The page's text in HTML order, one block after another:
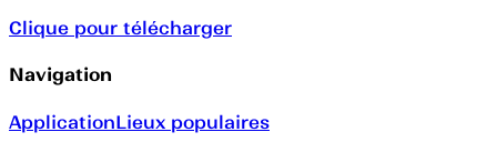
Clique pour télécharger
Navigation
ApplicationLieux populaires